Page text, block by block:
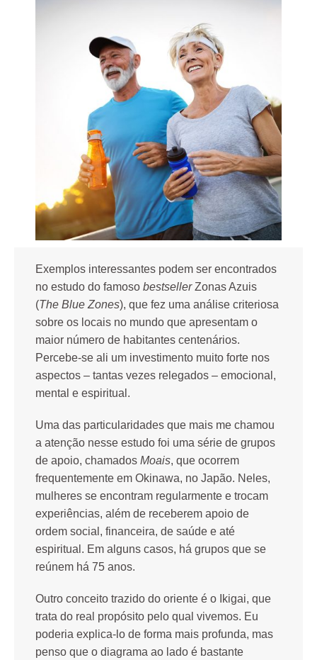
Exemplos interessantes podem ser encontrados
no estudo do famoso bestsellerZonas Azuis
(The Blue Zones), que fez uma análise criteriosa
sobre os locais no mundo que apresentam o
maior número de habitantes centenários.
Percebe-se ali um investimento muito forte nos
aspectos – tantas vezes relegados – emocional,
mental e espiritual.
Uma das particularidades que mais me chamou
a atenção nesse estudo foi uma série de grupos
de apoio, chamados Moais, que ocorrem
frequentemente em Okinawa, no Japão. Neles,
mulheres se encontram regularmente e trocam
experiências, além de receberem apoio de
ordem social, financeira, de saúde e até
espiritual. Em alguns casos, há grupos que se
reúnem há 75 anos.
Outro conceito trazido do oriente é o Ikigai, que
trata do real propósito pelo qual vivemos. Eu
poderia explica-lo de forma mais profunda, mas
penso que o diagrama ao lado é bastante